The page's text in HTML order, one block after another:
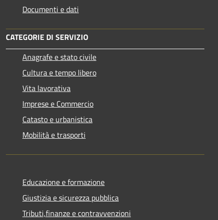
Documenti e dati
CATEGORIE DI SERVIZIO
Anagrafe e stato civile
Cultura e tempo libero
Vita lavorativa
Imprese e Commercio
Catasto e urbanistica
Mobilità e trasporti
Educazione e formazione
Giustizia e sicurezza pubblica
Tributi,finanze e contravvenzioni